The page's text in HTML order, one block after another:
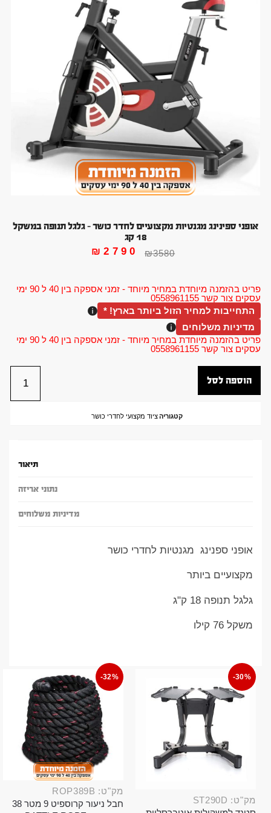
פריט בהזמנה מיוחדת במחיר מיוחד - זמני אספקה בין 40 ל 90 ימי
עסקים צור קשר 0558961155
אופני ספינינג מגנטיות מקצועיים לחדר כושר – גלגל תנופה במשקל
18 קג
₪3580
₪2790
התחייבות למחיר הזול ביותר בארץ! *
מדיניות משלוחים
פריט בהזמנה מיוחדת במחיר מיוחד - זמני אספקה בין 40 ל 90 ימי
עסקים צור קשר 0558961155
הוספה לסל
קטגוריהציוד מקצועי לחדרי כושר
תיאור
נתוני אריזה
מדיניות משלוחים
אופני ספנינג מגנטיות לחדרי כושר
מקצועיים ביותר
גלגל תנופה 18 ק"ג
משקל 76 קילו
-30%
מק"ט: ST290D
-32%
מק"ט: ROP389B
חבל ניעור קרוספיט 9 מטר 38